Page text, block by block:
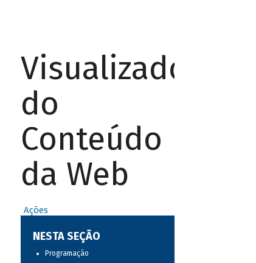
Visualizador
do
Conteúdo
da Web
Ações
NESTA SEÇÃO
Programação